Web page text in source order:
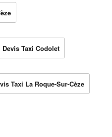
Devis Taxi Codolet
Taxi La Roque-Sur-Cèze